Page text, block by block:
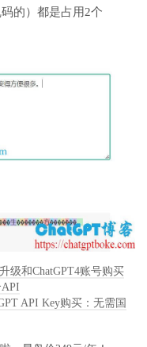
的）都是占用2个
级和ChatGPT4账号购买
API Key购买：无需国